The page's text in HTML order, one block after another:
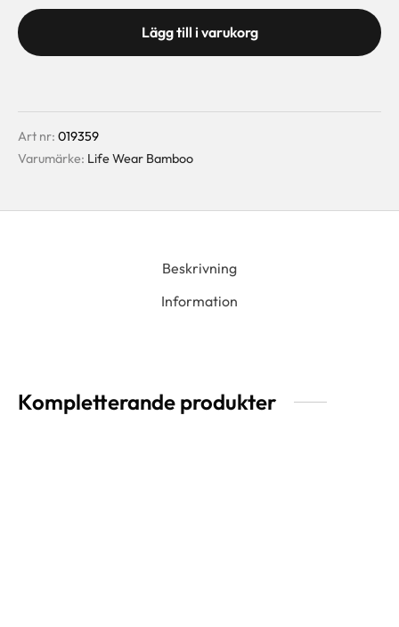
Lägg till i varukorg
Art nr: 019359
Varumärke: Life Wear Bamboo
Beskrivning
Information
Kompletterande produkter